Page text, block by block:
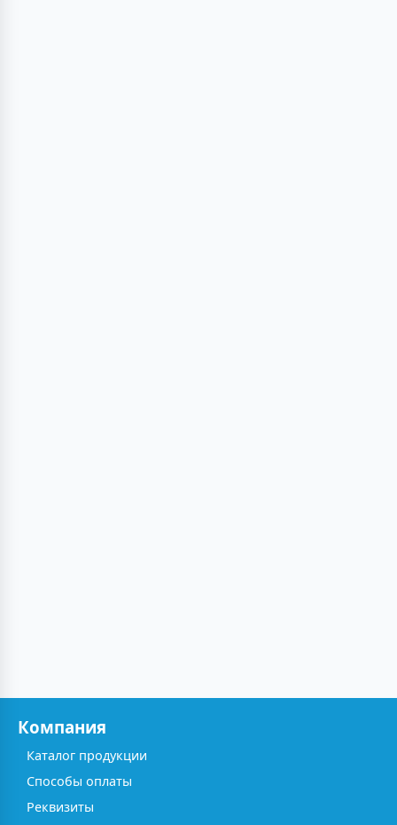
Компания
Каталог продукции
Способы оплаты
Реквизиты